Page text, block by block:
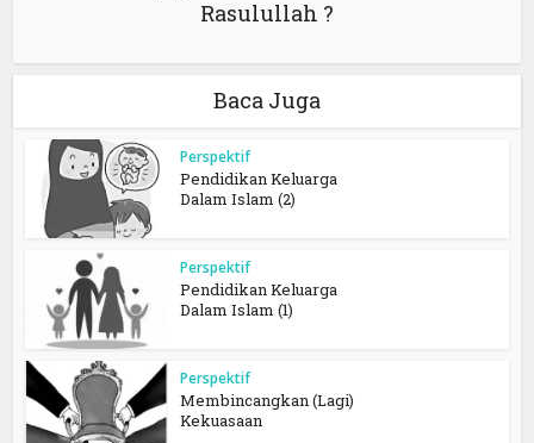
Rasulullah ?
Baca Juga
Perspektif
Pendidikan Keluarga
Dalam Islam (2)
Perspektif
Pendidikan Keluarga
Dalam Islam (1)
Perspektif
Membincangkan (Lagi)
Kekuasaan